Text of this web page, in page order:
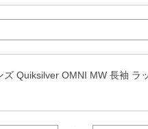
ズ Quiksilver OMNI MW 長袖 ラ